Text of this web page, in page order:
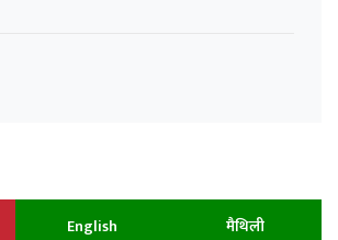
English मैथिली